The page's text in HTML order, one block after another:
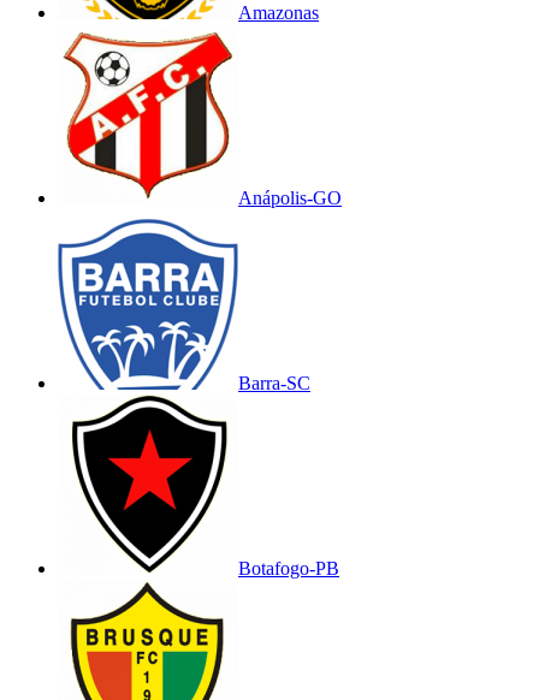
Amazonas
Anápolis-GO
Barra-SC
Botafogo-PB